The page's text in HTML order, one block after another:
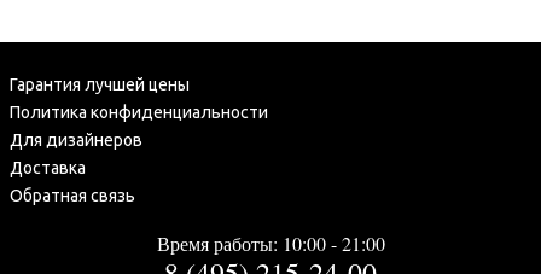
Гарантия лучшей цены
Политика конфиденциальности
Для дизайнеров
Доставка
Обратная связь
Время работы: 10:00 - 21:00